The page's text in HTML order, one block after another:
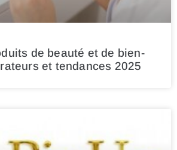
de beauté et de bien-
et tendances 2025